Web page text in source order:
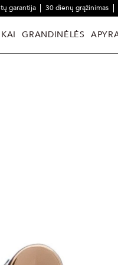
garantija 30 dienų grąžinimas
GRANDINĖLĖS